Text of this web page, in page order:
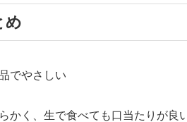
め
でやさしい
かく、生で食べても口当たりが良